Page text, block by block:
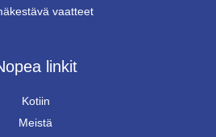
vaatteet
linkit
Kotiin
Meistä